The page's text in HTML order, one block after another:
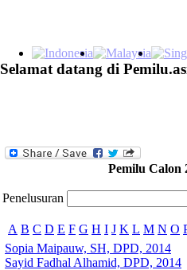
Selamat datang di
Pemilu Calon
Penelusuran
A B C D E F G H I J K L M N O
Sopia Maipauw, SH, DPD, 2014
Sayid Fadhal Alhamid, DPD, 2014